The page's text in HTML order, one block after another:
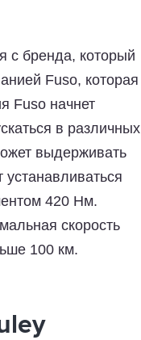
с бренда, который
Fuso, которая
Fuso начнет
в различных
выдерживать
420 Нм.
скорость
100 км.